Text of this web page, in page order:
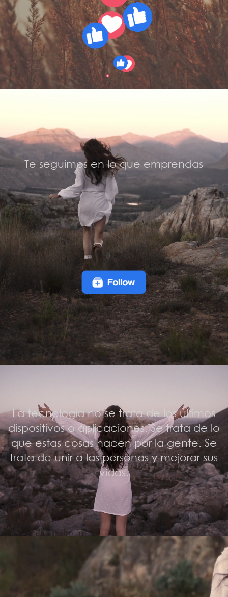
Te seguimos en lo que emprendas
La tecnología no se trata de los últimos
dispositivos o aplicaciones. Se trata de lo
que estas cosas hacen por la gente. Se
trata de unir a las personas y mejorar sus
vidas.